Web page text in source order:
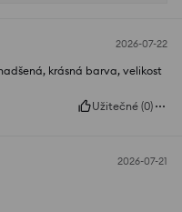
2026-07-22
krásná barva, velikost
Užitečné (0)
2026-07-21